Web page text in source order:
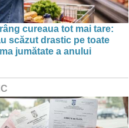
cureaua tot mai tare:
scăzut drastic pe toate
jumătate a anului